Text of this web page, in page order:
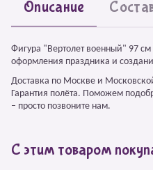
Описание
Фигура "Вертолет военный" 97
оформления праздника и
Доставка по Москве и
Гарантия полёта. Поможем
– просто позвоните нам.
С этим товаром